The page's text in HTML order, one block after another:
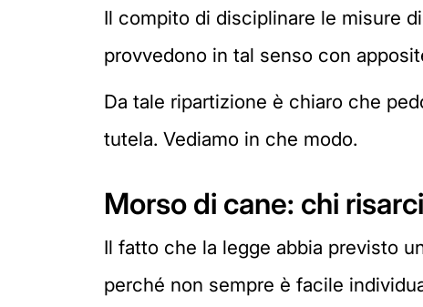
Il compito di disciplinare le misure
provvedono in tal senso con
Da tale ripartizione è chiaro che
tutela. Vediamo in che modo.
Morso di cane: chi
Il fatto che la legge abbia previsto
perché non sempre è facile